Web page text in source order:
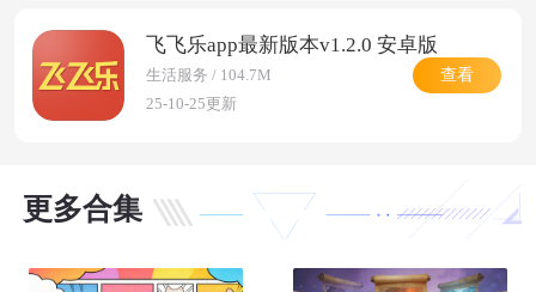
飞飞乐app最新版本v1.2.0 安卓版
生活服务 / 104.7M
25-10-25更新
查看
更多合集